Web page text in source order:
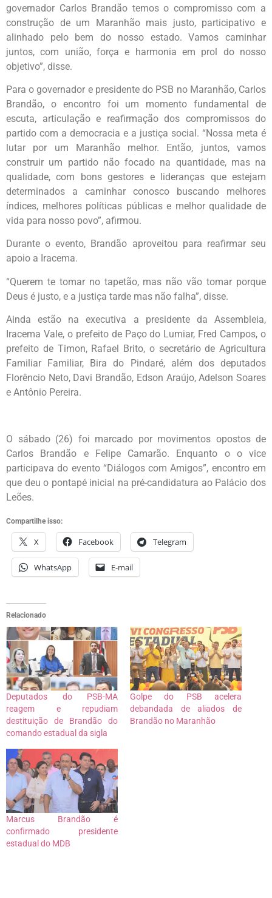
governador Carlos Brandão temos o compromisso com a
construção de um Maranhão mais justo, participativo e
alinhado pelo bem do nosso estado. Vamos caminhar
juntos, com união, força e harmonia em prol do nosso
objetivo”, disse.
Para o governador e presidente do PSB no Maranhão, Carlos
Brandão, o encontro foi um momento fundamental de
escuta, articulação e reafirmação dos compromissos do
partido com a democracia e a justiça social. “Nossa meta é
lutar por um Maranhão melhor. Então, juntos, vamos
construir um partido não focado na quantidade, mas na
qualidade, com bons gestores e lideranças que estejam
determinados a caminhar conosco buscando melhores
índices, melhores políticas públicas e melhor qualidade de
vida para nosso povo”, afirmou.
Durante o evento, Brandão aproveitou para reafirmar seu
apoio a Iracema.
“Querem te tomar no tapetão, mas não vão tomar porque
Deus é justo, e a justiça tarde mas não falha”, disse.
Ainda estão na executiva a presidente da Assembleia,
Iracema Vale, o prefeito de Paço do Lumiar, Fred Campos, o
prefeito de Timon, Rafael Brito, o secretário de Agricultura
Familiar Familiar, Bira do Pindaré, além dos deputados
Florêncio Neto, Davi Brandão, Edson Araújo, Adelson Soares
e Antônio Pereira.
O sábado (26) foi marcado por movimentos opostos de
Carlos Brandão e Felipe Camarão. Enquanto o o vice
participava do evento “Diálogos com Amigos”, encontro em
que deu o pontapé inicial na pré-candidatura ao Palácio dos
Leões.
Compartilhe isso:
X Facebook Telegram
WhatsApp E-mail
Relacionado
Deputados do PSB-MA
reagem e repudiam
destituição de Brandão do
comando estadual da sigla
Golpe do PSB acelera
debandada de aliados de
Brandão no Maranhão
Marcus Brandão é
confirmado presidente
estadual do MDB